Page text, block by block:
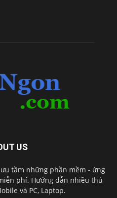
US
tầm những phần mềm - ứng
phí. Hướng dẫn nhiều thủ
và PC, Laptop.